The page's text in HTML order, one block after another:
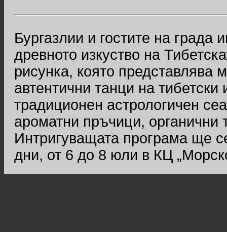
Бургазлии и гостите на града
древното изкуство на
рисунка, която представлява
автентични танци на
традиционен астрологичен
ароматни пръчици,
Интригуващата програма ще
дни, от 6 до 8 юли в КЦ